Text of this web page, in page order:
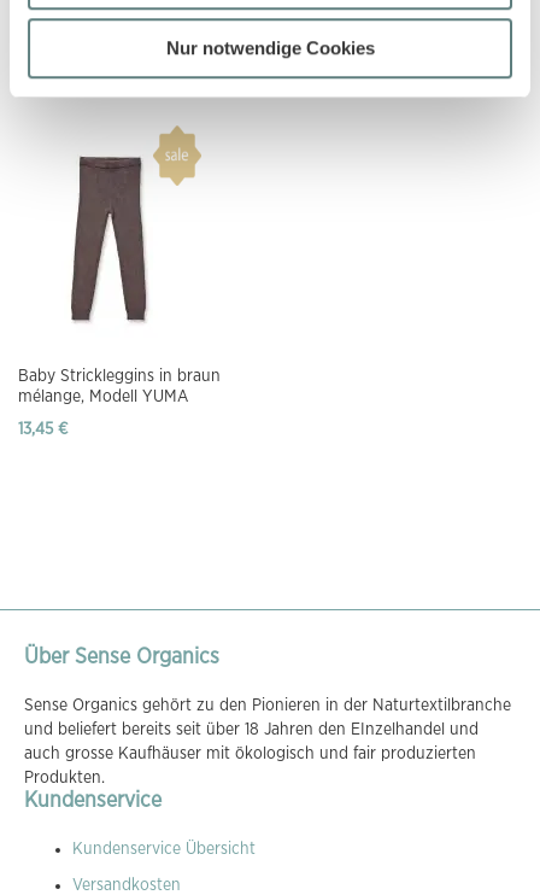
Nur notwendige Cookies
Babyhose in weinrot, Modell
Baby Strickleggins in
YUMA
13,45 €
Baby Strickleggins in braun
mélange, Modell YUMA
13,45 €
Über Sense Organics
Sense Organics gehört zu den Pionieren in der Naturtextilbranche
und beliefert bereits seit über 18 Jahren den EInzelhandel und
auch grosse Kaufhäuser mit ökologisch und fair produzierten
Produkten.
Kundenservice
Kundenservice Übersicht
Versandkosten